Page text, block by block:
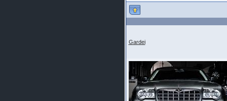
Gardei